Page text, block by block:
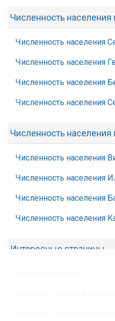
Численность населения
Численность населения
Численность населения
Численность населения
Численность населения
Численность населения
Численность населения
Численность населения
Численность населения
Численность населения
Интересные страницы